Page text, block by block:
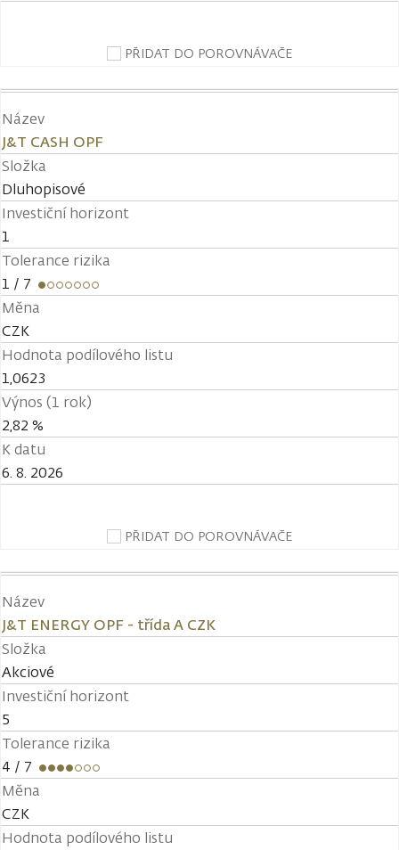
PŘIDAT DO POROVNÁVAČE
Název
J&T CASH OPF
Složka
Dluhopisové
Investiční horizont
1
Tolerance rizika
1 / 7
Měna
CZK
Hodnota podílového listu
1,0623
Výnos (1 rok)
2,82 %
K datu
6. 8. 2026
PŘIDAT DO POROVNÁVAČE
Název
J&T ENERGY OPF - třída A CZK
Složka
Akciové
Investiční horizont
5
Tolerance rizika
4 / 7
Měna
CZK
Hodnota podílového listu